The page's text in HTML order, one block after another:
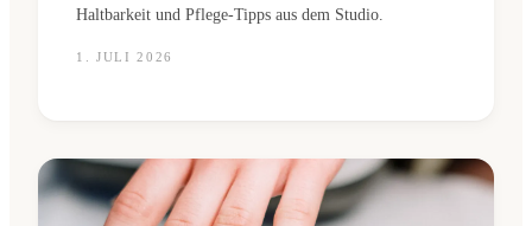
Haltbarkeit und Pflege-Tipps aus dem Studio.
1. JULI 2026